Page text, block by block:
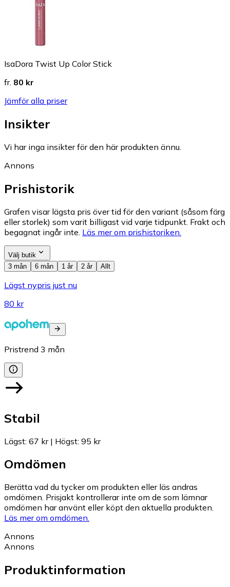
IsaDora Twist Up Color Stick
fr. 80 kr
Jämför alla priser
Insikter
Vi har inga insikter för den här produkten ännu.
Annons
Prishistorik
Grafen visar lägsta pris över tid för den variant (såsom färg
eller storlek) som varit billigast vid varje tidpunkt. Frakt och
begagnat ingår inte. Läs mer om prishistoriken.
Välj butik
3 mån
6 mån 1 år 2 år Allt
Lägst nypris just nu
80 kr
Pristrend 3 mån
Stabil
Lägst: 67 kr| Högst: 95 kr
Omdömen
Berätta vad du tycker om produkten eller läs andras
omdömen. Prisjakt kontrollerar inte om de som lämnar
omdömen har använt eller köpt den aktuella produkten.
Läs mer om omdömen.
Annons
Annons
Produktinformation